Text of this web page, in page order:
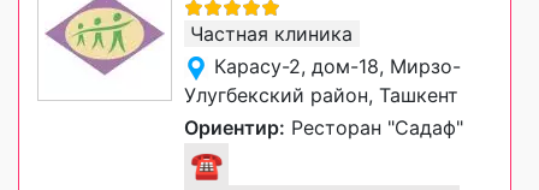
Частная клиника
Карасу-2, дом-18, Мирзо-
Улугбекский район, Ташкент
Ориентир: Ресторан "Садаф"
☎